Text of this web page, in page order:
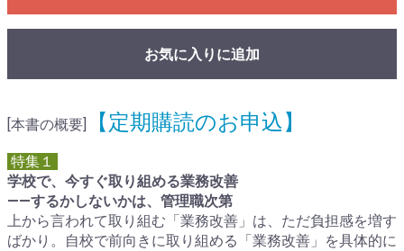
お気に入りに追加
[本書の概要] 【定期購読のお申込】
特集１
学校で、今すぐ取り組める業務改善
――するかしないかは、管理職次第
上から言われて取り組む「業務改善」は、ただ負担感を増す
ばかり。自校で前向きに取り組める「業務改善」を具体的に